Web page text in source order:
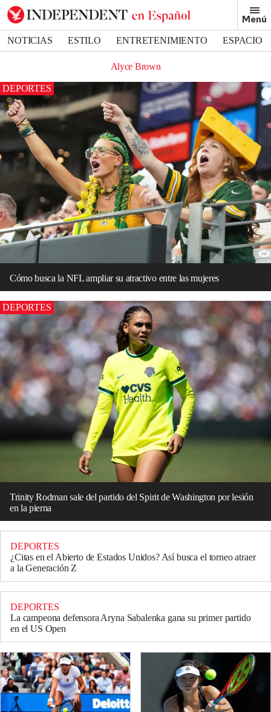
Menú
NOTICIAS ESTILO ENTRETENIMIENTO
ESPACIO
Alyce Brown
DEPORTES
Cómo busca la NFL ampliar su atractivo entre las mujeres
DEPORTES
Trinity Rodman sale del partido del Spirit de Washington por lesión
en la pierna
DEPORTES
¿Citas en el Abierto de Estados Unidos? Así busca el torneo atraer
a la Generación Z
DEPORTES
La campeona defensora Aryna Sabalenka gana su primer partido
en el US Open